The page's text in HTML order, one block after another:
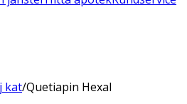
kat/Quetiapin Hexal